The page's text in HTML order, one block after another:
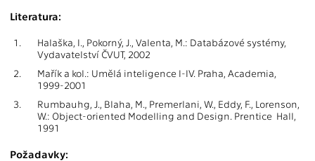
Literatura:
1.
Halaška, I., Pokorný, J., Valenta, M.: Databázové systémy,
Vydavatelství ČVUT, 2002
2.
Mařík a kol.: Umělá inteligence I-IV. Praha, Academia,
1999-2001
3.
Rumbauhg, J., Blaha, M., Premerlani, W., Eddy, F., Lorenson,
W.: Object-oriented Modelling and Design. Prentice Hall,
1991
Požadavky: